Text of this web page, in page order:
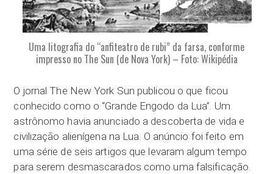
Uma litografia do “anfiteatro de rubi” da farsa, conforme
impresso no The Sun (de Nova York) – Foto: Wikipédia
O jornal The New York Sun publicou o que ficou
conhecido como o “Grande Engodo da Lua”. Um
astrônomo havia anunciado a descoberta de vida e
civilização alienígena na Lua. O anúncio foi feito em
uma série de seis artigos que levaram algum tempo
para serem desmascarados como uma falsificação.